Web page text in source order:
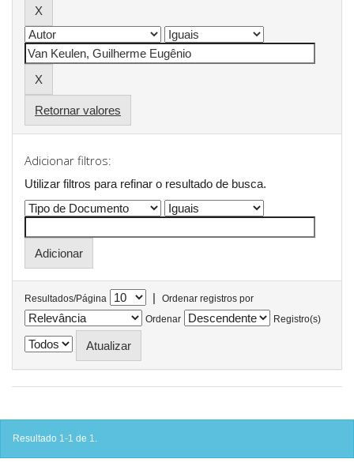
Retornar valores
Adicionar filtros:
Utilizar filtros para refinar o resultado de busca.
Resultados/Página |
Ordenar registros por
Ordenar
Registro(s)
Resultado 1-1 de 1.